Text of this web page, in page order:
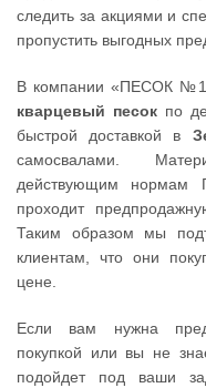
следить за акциями и
пропустить выгодных
В компании «ПЕСОК
кварцевый песок по
быстрой доставкой в
самосвалами.
действующим нормам
проходит
Таким образом мы
клиентам, что они
цене.
Если вам нужна
покупкой или вы не
подойдет под ваши